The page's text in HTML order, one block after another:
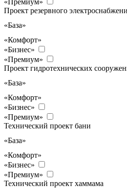
«Премиум»
Проект резервного
«База»
«Комфорт»
«Бизнес»
«Премиум»
Проект гидротехнических
«База»
«Комфорт»
«Бизнес»
«Премиум»
Технический проект бани
«База»
«Комфорт»
«Бизнес»
«Премиум»
Технический проект хаммама